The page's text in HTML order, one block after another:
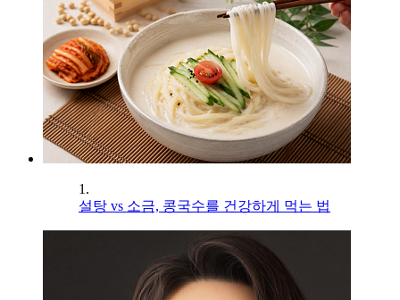
1.
설탕 vs 소금, 콩국수를 건강하게 먹는 법